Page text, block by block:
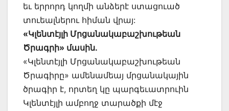
եւ երրորդ կողմի անձերէ ստացուած
տուեալներու հիման վրայ:
«Կլենտէյլի Մրցանակաբաշխութեան
Ծրագրի» մասին.
«Կլենտէյլի Մրցանակաբաշխութեան
Ծրագիրը» ամենամեայ մրցանակային
ծրագիր է, որտեղ կը պարգեւատրուին
Կլենտէյլի ամբողջ տարածքի մէջ